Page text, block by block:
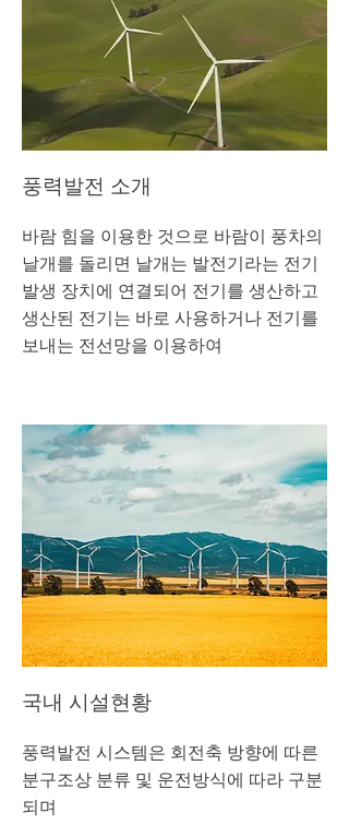
​풍력발전 소개
바람 힘을 이용한 것으로 바람이 풍차의
날개를 돌리면 날개는 발전기라는 전기
발생 장치에 연결되어 전기를 생산하고
생산된 전기는 바로 사용하거나 전기를
보내는 전선망을 이용하여
국내 시설현황
​풍력발전 시스템은 회전축 방향에 따른
분구조상 분류 및 운전방식에 따라 구분
되며